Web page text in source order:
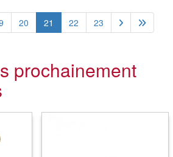
20 21 22 23
prochainement